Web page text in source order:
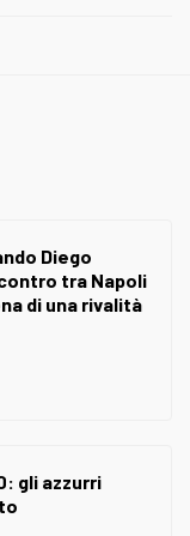
Diego
tra Napoli
di una rivalità
gli azzurri